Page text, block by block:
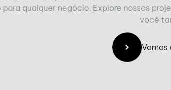
para qualquer negócio. Explore nossos
você
Vamos